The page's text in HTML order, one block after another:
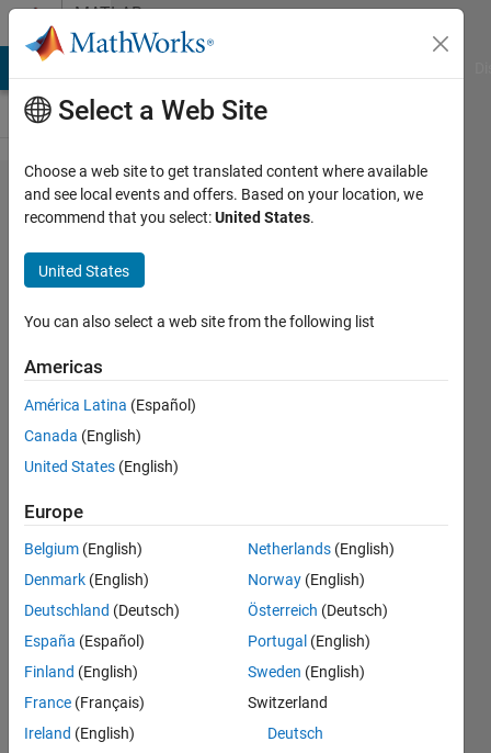
Skip to contentMATLAB
Answers
Mathworks
ア​カウン
トが「疑
わしい​動
作が検出
された」
と​表示さ
れて作成
できな​
大祐 加
2024
1 Answer
Answer
Accepted
Updated
27 May
Select a Web Site
Choose a web site to get translated content where available
and see local events and offers. Based on your location, we
recommend that you select:United States.
United States
You can also select a web site from the following list
Americas
América Latina (Español)
Canada (English)
United States (English)
Europe
Belgium (English)
Denmark (English)
Deutschland (Deutsch)
España (Español)
Finland (English)
France (Français)
Ireland (English)
Netherlands (English)
Norway (English)
Österreich (Deutsch)
Portugal (English)
Sweden (English)
Switzerland
Deutsch